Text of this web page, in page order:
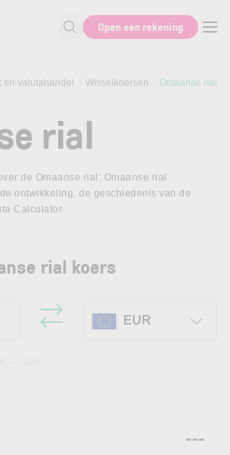
Zoek naar informatie
Open een rekening
en valutahandel Wisselkoersen Omaanse rial
rial
de Omaanse rial: Omaanse rial
ontwikkeling, de geschiedenis van de
Calculator.
rial koers
EUR
---